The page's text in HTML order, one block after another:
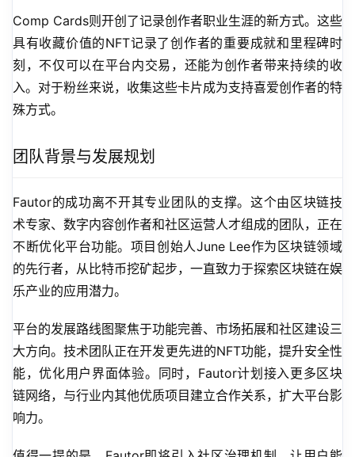
Comp Cards则开创了记录创作者职业生涯的新方式。这些
具有收藏价值的NFT记录了创作者的重要成就和里程碑时
刻，不仅可以在平台内交易，还能为创作者带来持续的收
入。对于粉丝来说，收集这些卡片成为支持喜爱创作者的特
殊方式。
团队背景与发展规划
Fautor的成功离不开其专业团队的支撑。这个由区块链技
术专家、数字内容创作者和社区运营人才组成的团队，正在
不断优化平台功能。项目创始人June Lee作为区块链领域
的先行者，从比特币挖矿起步，一直致力于探索区块链在娱
乐产业的应用潜力。
平台的发展路线图聚焦于功能完善、市场拓展和社区建设三
大方向。技术团队正在开发更先进的NFT功能，提升安全性
能，优化用户界面体验。同时，Fautor计划接入更多区块
链网络，与行业内其他优质项目建立合作关系，扩大平台影
响力。